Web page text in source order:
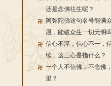
还是念佛往生呢？
阿弥陀佛这句名号能满
愿，能破众生一切无明
信心不淳，信心不一，
续，这三心是指什么？
一个人不信佛，不念佛
里？